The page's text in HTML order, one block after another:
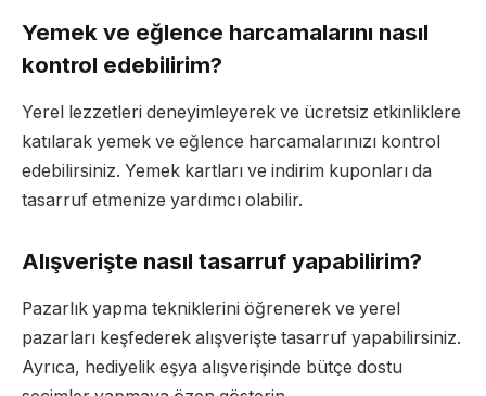
Yemek ve eğlence harcamalarını nasıl
kontrol edebilirim?
Yerel lezzetleri deneyimleyerek ve ücretsiz etkinliklere
katılarak yemek ve eğlence harcamalarınızı kontrol
edebilirsiniz. Yemek kartları ve indirim kuponları da
tasarruf etmenize yardımcı olabilir.
Alışverişte nasıl tasarruf yapabilirim?
Pazarlık yapma tekniklerini öğrenerek ve yerel
pazarları keşfederek alışverişte tasarruf yapabilirsiniz.
Ayrıca, hediyelik eşya alışverişinde bütçe dostu